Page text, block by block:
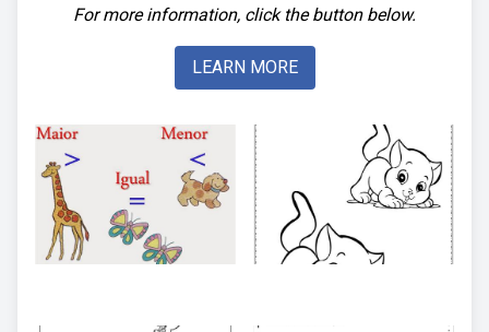
For more information, click the button below.
LEARN MORE